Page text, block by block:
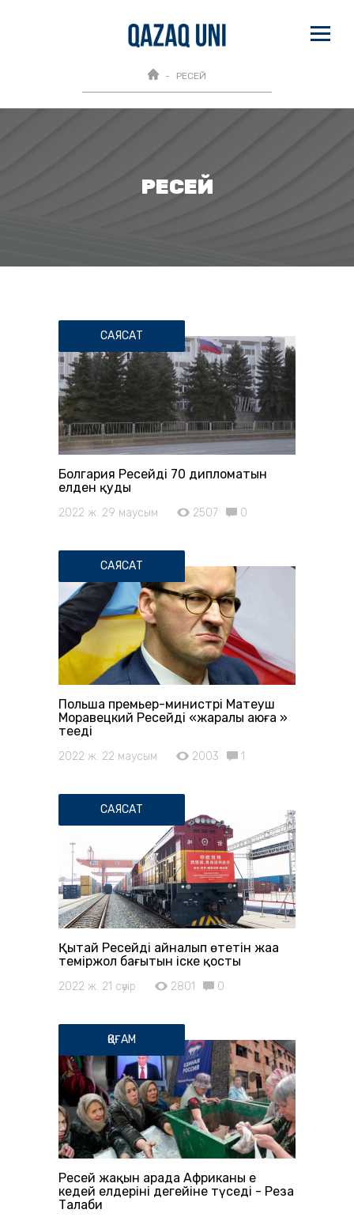
РЕСЕЙ
РЕСЕЙ
САЯСАТ
Болгария Ресейдің 70 дипломатын
елден қуды
2022 ж. 29 маусым 2507 0
САЯСАТ
Польша премьер-министрі Матеуш
Моравецкий Ресейді «жаралы аюға »
теңеді
2022 ж. 22 маусым 2003 1
САЯСАТ
Қытай Ресейді айналып өтетін жаңа
теміржол бағытын іске қосты
2022 ж. 21 сәуір 2801 0
ҚОҒАМ
Ресей жақын арада Африканың ең
кедей елдерінің деңгейіне түседі - Реза
Талаби